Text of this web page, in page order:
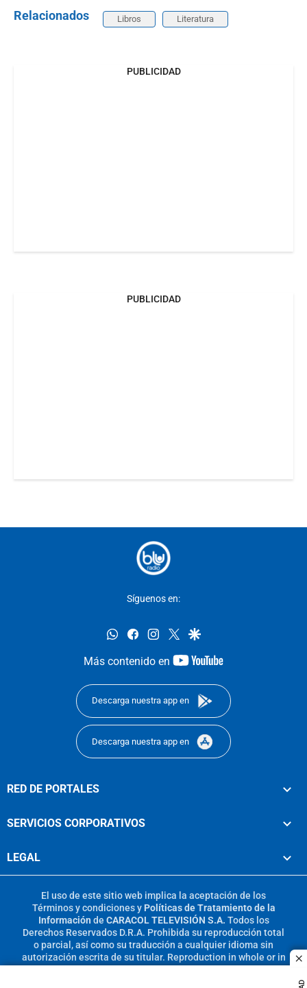
Relacionados Libros Literatura
PUBLICIDAD
PUBLICIDAD
Síguenos en:
whatsappfacebookinstagram
twittergoogle
Más contenido en
youtube-
Descarga nuestra app en
Descarga nuestra app en
RED DE PORTALES
SERVICIOS CORPORATIVOS
LEGAL
El uso de este sitio web implica la aceptación de los
Términos y condicionesy Políticas de Tratamiento de la
Información de CARACOL TELEVISIÓN S.A. Todos los
Derechos Reservados D.R.A. Prohibida su reproducción total
o parcial, así como su traducción a cualquier idioma sin
autorización escrita de su titular. Reproduction in whole or in